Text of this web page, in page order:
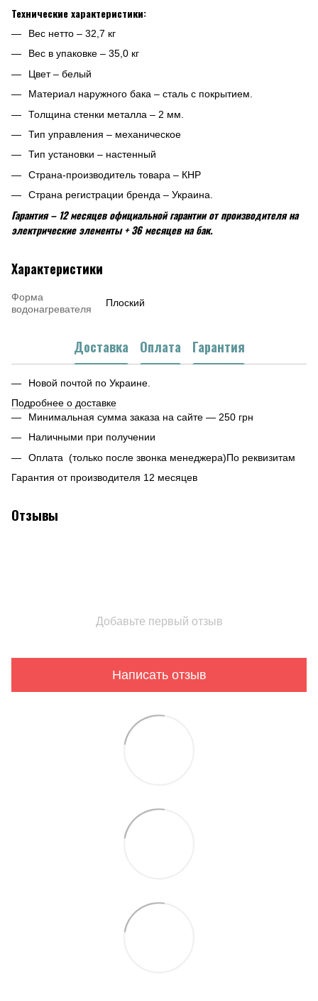
Технические характеристики:
Вес нетто – 32,7 кг
Вес в упаковке – 35,0 кг
Цвет – белый
Материал наружного бака – сталь с покрытием.
Толщина стенки металла – 2 мм.
Тип управления – механическое
Тип установки – настенный
Страна-производитель товара – КНР
Страна регистрации бренда – Украина.
Гарантия – 12 месяцев официальной гарантии от производителя на
электрические элементы + 36 месяцев на бак.
Характеристики
Форма
водонагревателя
Плоский
Доставка Оплата Гарантия
Новой почтой по Украине.
Подробнее о доставке
Минимальная сумма заказа на сайте — 250 грн
Наличными при получении
Оплата (только после звонка менеджера)По реквизитам
Гарантия от производителя 12 месяцев
Отзывы
Добавьте первый отзыв
Написать отзыв